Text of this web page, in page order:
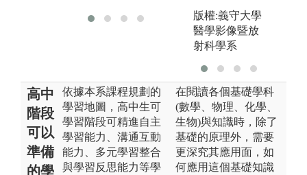
版權:義守大學
醫學影像暨放
射科學系
高中
階段
可以
準備
的學
依據本系課程規劃的
學習地圖，高中生可
學習階段可精進自主
學習能力、溝通互動
能力、多元學習整合
與學習反思能力等學
在閱讀各個基礎學科
(數學、物理、化學、
生物)與知識時，除了
基礎的原理外，需要
更深究其應用面，如
何應用這個基礎知識